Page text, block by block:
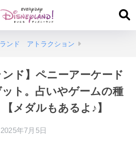
ンド アトラクション
ンド】ペニーアーケード
ト。占いやゲームの種
メダルもあるよ♪】
2025年7月5日